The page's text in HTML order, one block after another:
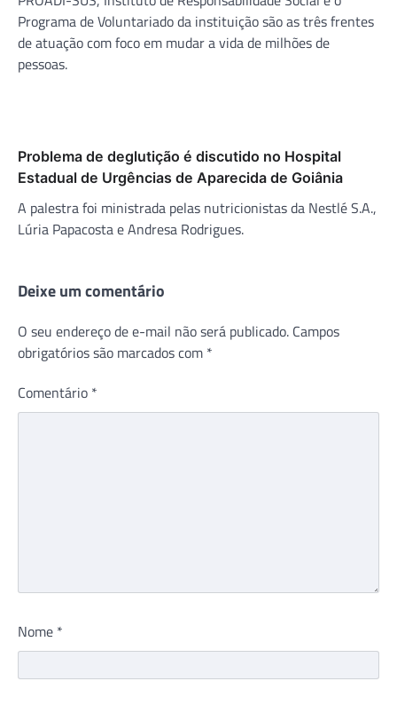
Programa de Voluntariado da instituição são as três frentes
de atuação com foco em mudar a vida de milhões de
pessoas.
Problema de deglutição é discutido no Hospital
Estadual de Urgências de Aparecida de Goiânia
A palestra foi ministrada pelas nutricionistas da Nestlé S.A.,
Lúria Papacosta e Andresa Rodrigues.
Deixe um comentário
O seu endereço de e-mail não será publicado. Campos
obrigatórios são marcados com *
Comentário *
Nome *